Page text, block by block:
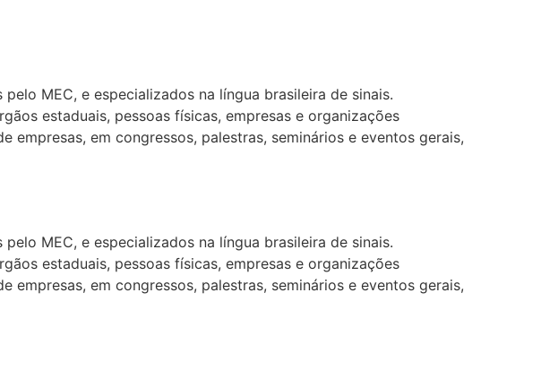
MEC, e especializados na língua brasileira de sinais.
estaduais, pessoas físicas, empresas e organizações
em congressos, palestras, seminários e eventos gerais,
MEC, e especializados na língua brasileira de sinais.
estaduais, pessoas físicas, empresas e organizações
em congressos, palestras, seminários e eventos gerais,